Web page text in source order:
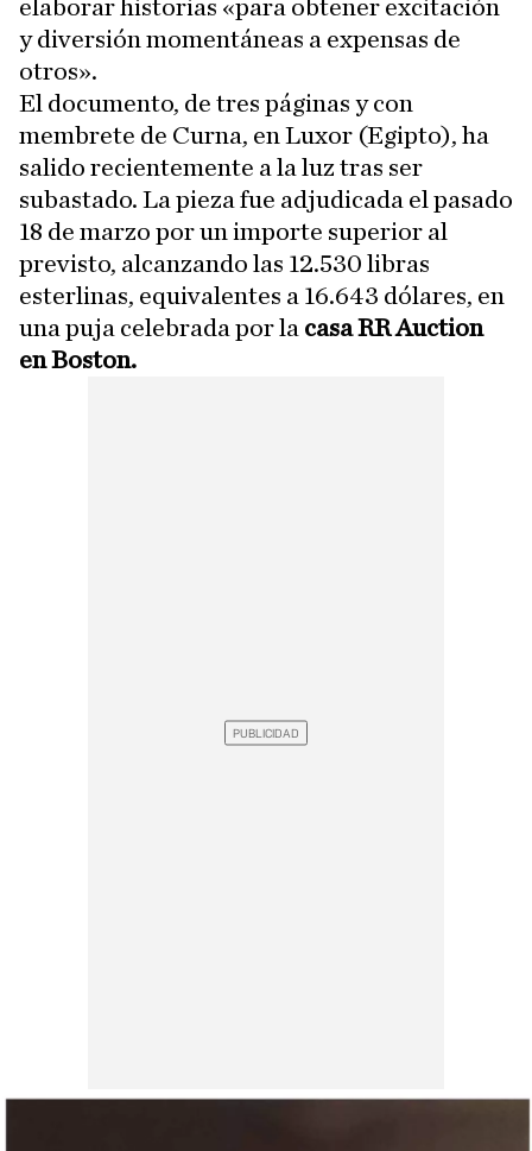
elaborar historias «para obtener excitación
y diversión momentáneas a expensas de
otros».
El documento, de tres páginas y con
membrete de Curna, en Luxor (Egipto), ha
salido recientemente a la luz tras ser
subastado. La pieza fue adjudicada el pasado
18 de marzo por un importe superior al
previsto, alcanzando las 12.530 libras
esterlinas, equivalentes a 16.643 dólares, en
una puja celebrada por la casa RR Auction
en Boston.